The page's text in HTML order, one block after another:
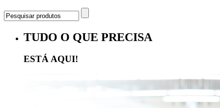
TUDO O QUE PRECISA
ESTÁ AQUI!